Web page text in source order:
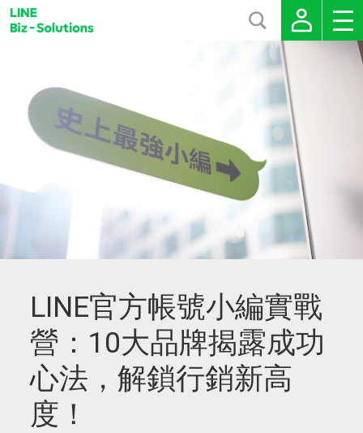
LINE官方帳號小編實戰
營：10大品牌揭露成功
心法，解鎖行銷新高
度！